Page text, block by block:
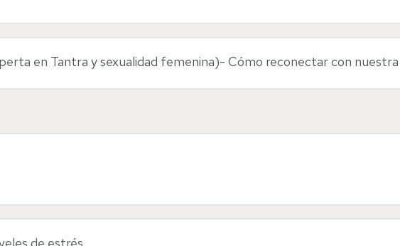
fitoterapia
en Tantra y sexualidad femenina)- Cómo reconectar con
de estrés